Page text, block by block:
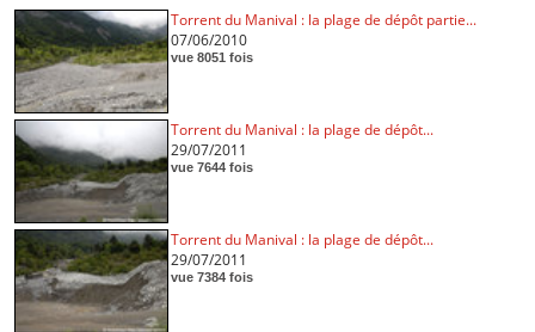
Torrent du Manival : la plage de dépôt partie...
07/06/2010
vue 8051 fois
Torrent du Manival : la plage de dépôt...
29/07/2011
vue 7644 fois
Torrent du Manival : la plage de dépôt...
29/07/2011
vue 7384 fois